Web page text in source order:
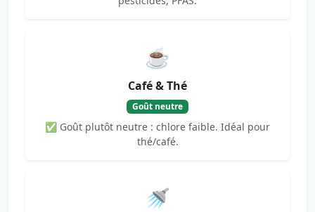
☕
Café & Thé
Goût neutre
✅ Goût plutôt neutre : chlore faible. Idéal pour
thé/café.
🚿